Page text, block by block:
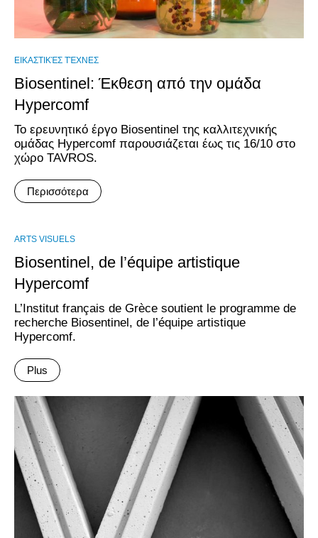
ΕΙΚΑΣΤΙΚΈΣ ΤΈΧΝΕΣ
Biosentinel: Έκθεση από την ομάδα
Hypercomf
Το ερευνητικό έργο Biosentinel της καλλιτεχνικής
ομάδας Hypercomf παρουσιάζεται έως τις 16/10 στο
χώρο TAVROS.
Περισσότερα
ARTS VISUELS
Biosentinel, de l’équipe artistique
Hypercomf
L’Institut français de Grèce soutient le programme de
recherche Biosentinel, de l’équipe artistique
Hypercomf.
Plus